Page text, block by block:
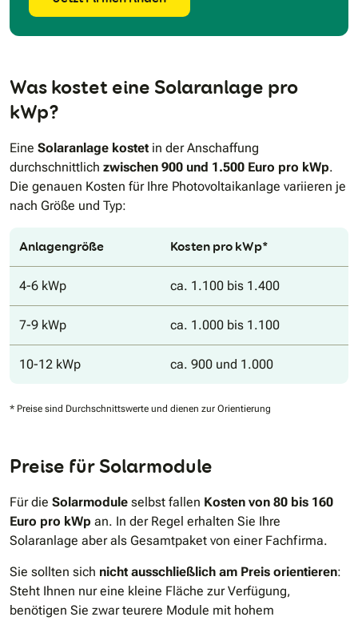
Was kostet eine Solaranlage pro
kWp?
Eine Solaranlage kostet in der Anschaffung
durchschnittlich zwischen 900 und 1.500 Euro pro kWp.
Die genauen Kosten für Ihre Photovoltaikanlage variieren je
nach Größe und Typ:
Anlagengröße Kosten pro kWp*
4-6 kWp ca. 1.100 bis 1.400
7-9 kWp ca. 1.000 bis 1.100
10-12 kWp ca. 900 und 1.000
* Preise sind Durchschnittswerte und dienen zur Orientierung
Preise für Solarmodule
Für die Solarmodule selbst fallen Kosten von 80 bis 160
Euro pro kWp an. In der Regel erhalten Sie Ihre
Solaranlage aber als Gesamtpaket von einer Fachfirma.
Sie sollten sich nicht ausschließlich am Preis orientieren:
Steht Ihnen nur eine kleine Fläche zur Verfügung,
benötigen Sie zwar teurere Module mit hohem